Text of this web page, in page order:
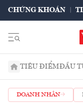
CHỨNG KHOÁN
TIÊU ĐIỂMĐẦU
DOANH NHÂN